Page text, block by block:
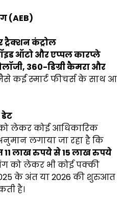
(AEB)
ट्रैक्शन कंट्रोल
ऑटो और एप्पल कारप्ले
360-डिग्री कैमरा और
कई स्मार्ट फीचर्स के साथ आ
लेकर कोई आधिकारिक
लगाया जा रहा है कि
लाख रुपये से 15 लाख रुपये
को लेकर भी कोई पक्की
के अंत या 2026 की शुरुआत
है।